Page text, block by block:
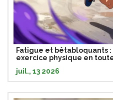
Fatigue et bêtabloquants
exercice physique en
juil., 13 2026